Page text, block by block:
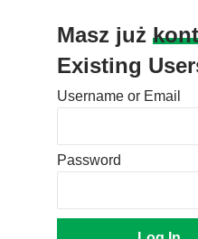
Masz już
Existing
Username or Email
Password